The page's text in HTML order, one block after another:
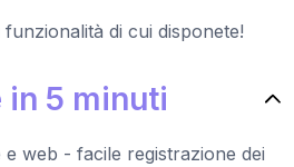
di cui disponete!
5 minuti
web - facile registrazione dei